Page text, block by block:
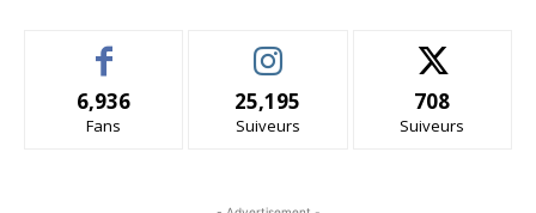
6,936
Fans
25,195
Suiveurs
708
Suiveurs